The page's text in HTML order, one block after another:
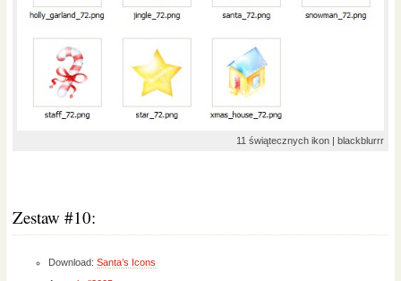
11 świątecznych ikon | blackblurrr
Zestaw #10:
Download: Santa’s Icons